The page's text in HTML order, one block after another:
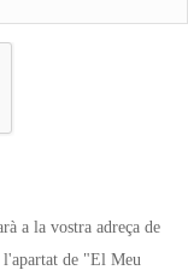
a la vostra adreça de
l'apartat de "El Meu